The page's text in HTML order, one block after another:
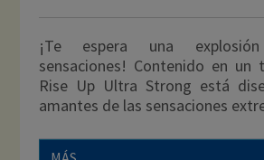
¡Te espera una
sensaciones! Contenido en
Rise Up Ultra Strong está
amantes de las sensaciones